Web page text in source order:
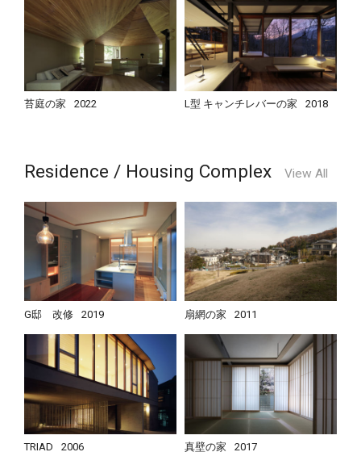
苔庭の家 2022 L型 キャンチレバーの家 2018
Residence / Housing Complex View All
G邸 改修 2019 扇網の家 2011
TRIAD 2006 真壁の家 2017